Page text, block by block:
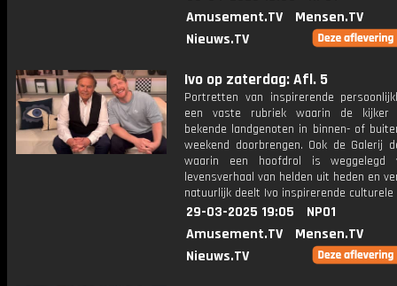
Amusement.TV
Mensen.TV
Nieuws.TV
Ivo op zaterdag: Afl. 5
Portretten van inspirerende
een vaste rubriek waarin de kijker
bekende landgenoten in binnen- of
weekend doorbrengen. Ook de Galerij
waarin een hoofdrol is weggelegd
levensverhaal van helden uit heden en
natuurlijk deelt Ivo inspirerende
29-03-2025 19:05
NPO1
Amusement.TV
Mensen.TV
Nieuws.TV